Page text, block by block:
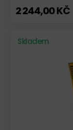
2 244,00 KČ
Skladem